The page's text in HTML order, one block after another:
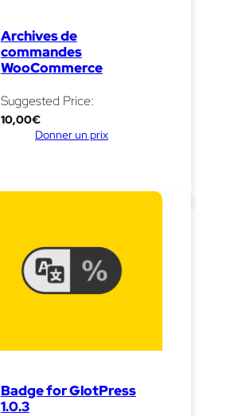
Archives de
commandes
WooCommerce
Suggested Price:
10,00€
Donner un prix
Badge for GlotPress
1.0.3